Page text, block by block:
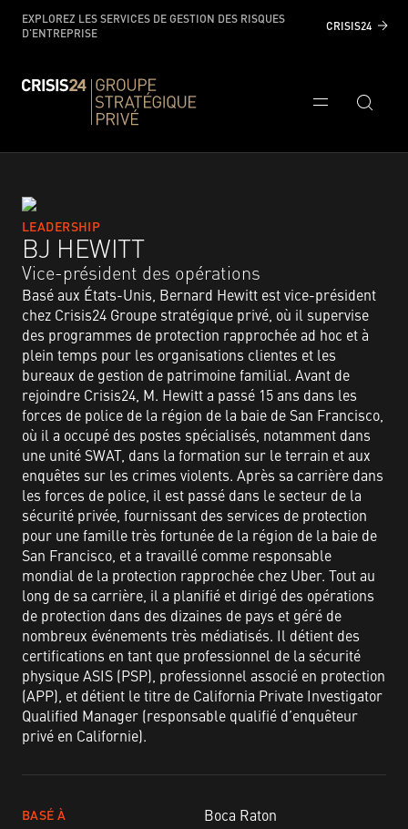
EXPLOREZ LES SERVICES DE GESTION DES RISQUES
D'ENTREPRISE
CRISIS24
LEADERSHIP
BJ HEWITT​
Vice-président des opérations
Basé aux États-Unis, Bernard Hewitt est vice-président
chez Crisis24 Groupe stratégique privé, où il supervise
des programmes de protection rapprochée ad hoc et à
plein temps pour les organisations clientes et les
bureaux de gestion de patrimoine familial. Avant de
rejoindre Crisis24, M. Hewitt a passé 15 ans dans les
forces de police de la région de la baie de San Francisco,
où il a occupé des postes spécialisés, notamment dans
une unité SWAT, dans la formation sur le terrain et aux
enquêtes sur les crimes violents. Après sa carrière dans
les forces de police, il est passé dans le secteur de la
sécurité privée, fournissant des services de protection
pour une famille très fortunée de la région de la baie de
San Francisco, et a travaillé comme responsable
mondial de la protection rapprochée chez Uber. Tout au
long de sa carrière, il a planifié et dirigé des opérations
de protection dans des dizaines de pays et géré de
nombreux événements très médiatisés. Il détient des
certifications en tant que professionnel de la sécurité
physique ASIS (PSP), professionnel associé en protection
(APP), et détient le titre de California Private Investigator
Qualified Manager (responsable qualifié d’enquêteur
privé en Californie).
BASÉ À Boca Raton​